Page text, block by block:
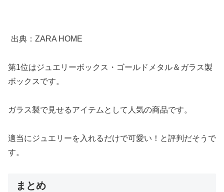
出典：ZARA HOME
第1位はジュエリーボックス・ゴールドメタル＆ガラス製
ボックスです。
ガラス製で見せるアイテムとして人気の商品です。
適当にジュエリーを入れるだけで可愛い！と評判だそうで
す。
まとめ